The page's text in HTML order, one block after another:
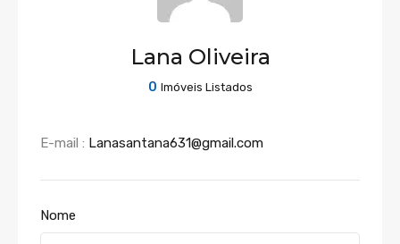
Lana Oliveira
0 Imóveis Listados
E-mail : Lanasantana631@gmail.com
Nome